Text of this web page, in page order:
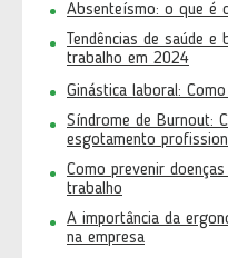
Absenteísmo: o que é
Tendências de saúde
trabalho em 2024
Ginástica laboral:
Síndrome de Burnout:
esgotamento
Como prevenir
trabalho
A importância da
na empresa